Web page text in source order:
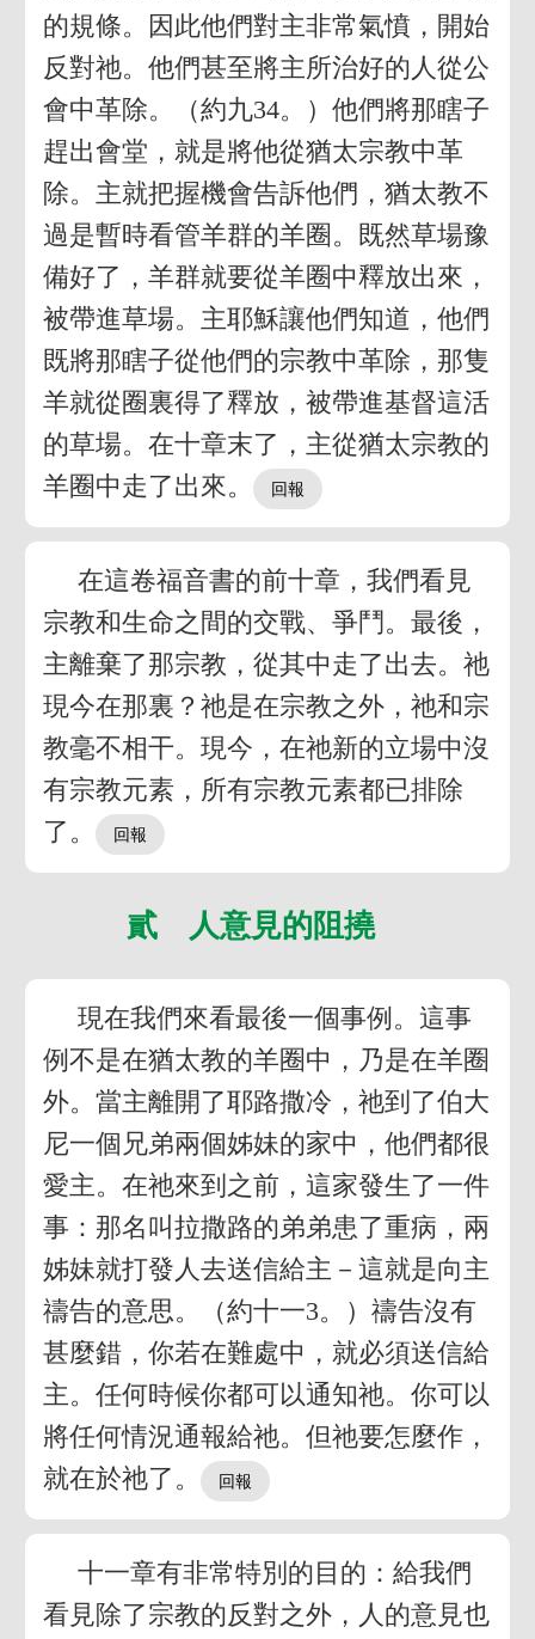
的規條。因此他們對主非常氣憤，開始
反對祂。他們甚至將主所治好的人從公
會中革除。（約九34。）他們將那瞎子
趕出會堂，就是將他從猶太宗教中革
除。主就把握機會告訴他們，猶太教不
過是暫時看管羊群的羊圈。既然草場豫
備好了，羊群就要從羊圈中釋放出來，
被帶進草場。主耶穌讓他們知道，他們
既將那瞎子從他們的宗教中革除，那隻
羊就從圈裏得了釋放，被帶進基督這活
的草場。在十章末了，主從猶太宗教的
羊圈中走了出來。
在這卷福音書的前十章，我們看見
宗教和生命之間的交戰、爭鬥。最後，
主離棄了那宗教，從其中走了出去。祂
現今在那裏？祂是在宗教之外，祂和宗
教毫不相干。現今，在祂新的立場中沒
有宗教元素，所有宗教元素都已排除
了。
貳 人意見的阻撓
現在我們來看最後一個事例。這事
例不是在猶太教的羊圈中，乃是在羊圈
外。當主離開了耶路撒冷，祂到了伯大
尼一個兄弟兩個姊妹的家中，他們都很
愛主。在祂來到之前，這家發生了一件
事：那名叫拉撒路的弟弟患了重病，兩
姊妹就打發人去送信給主－這就是向主
禱告的意思。（約十一3。）禱告沒有
甚麼錯，你若在難處中，就必須送信給
主。任何時候你都可以通知祂。你可以
將任何情況通報給祂。但祂要怎麼作，
就在於祂了。
十一章有非常特別的目的：給我們
看見除了宗教的反對之外，人的意見也